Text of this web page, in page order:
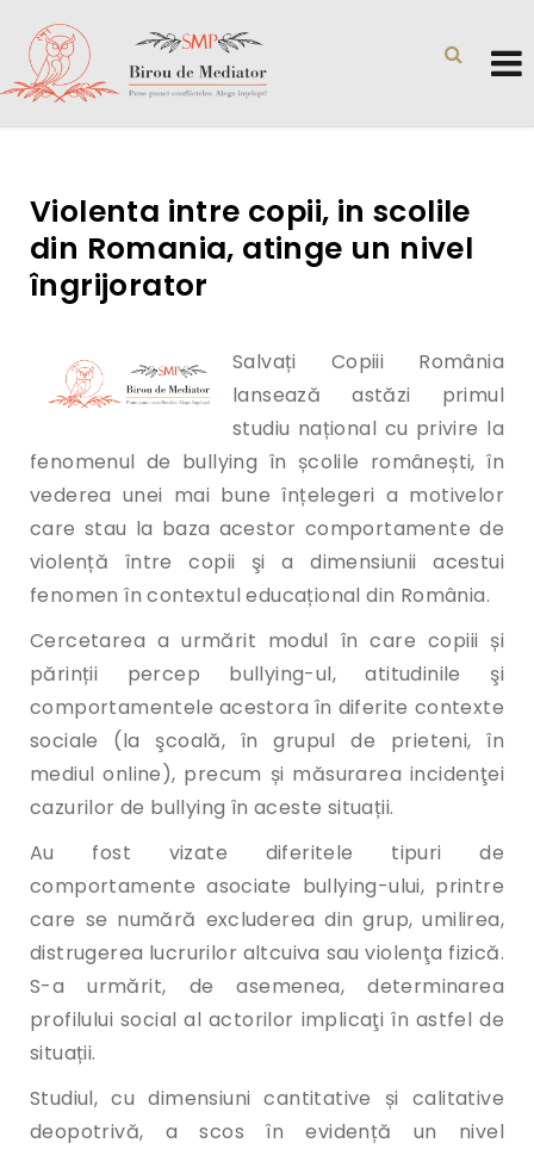
Violenta intre copii, in scolile
din Romania, atinge un nivel
îngrijorator
Salvați Copiii România
lansează astăzi primul
studiu național cu privire la
fenomenul de bullying în școlile românești, în
vederea unei mai bune înțelegeri a motivelor
care stau la baza acestor comportamente de
violență între copii şi a dimensiunii acestui
fenomen în contextul educațional din România.
Cercetarea a urmărit modul în care copiii și
părinții percep bullying-ul, atitudinile şi
comportamentele acestora în diferite contexte
sociale (la şcoală, în grupul de prieteni, în
mediul online), precum și măsurarea incidenţei
cazurilor de bullying în aceste situații.
Au fost vizate diferitele tipuri de
comportamente asociate bullying-ului, printre
care se numără excluderea din grup, umilirea,
distrugerea lucrurilor altcuiva sau violenţa fizică.
S-a urmărit, de asemenea, determinarea
profilului social al actorilor implicaţi în astfel de
situații.
Studiul, cu dimensiuni cantitative și calitative
deopotrivă, a scos în evidență un nivel